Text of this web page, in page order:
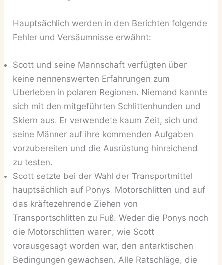
Hauptsächlich werden in den Berichten folgende
Fehler und Versäumnisse erwähnt:
Scott und seine Mannschaft verfügten über
keine nennenswerten Erfahrungen zum
Überleben in polaren Regionen. Niemand kannte
sich mit den mitgeführten Schlittenhunden und
Skiern aus. Er verwendete kaum Zeit, sich und
seine Männer auf ihre kommenden Aufgaben
vorzubereiten und die Ausrüstung hinreichend
zu testen.
Scott setzte bei der Wahl der Transportmittel
hauptsächlich auf Ponys, Motorschlitten und auf
das kräftezehrende Ziehen von
Transportschlitten zu Fuß. Weder die Ponys noch
die Motorschlitten waren, wie Scott
vorausgesagt worden war, den antarktischen
Bedingungen gewachsen. Alle Ratschläge, die